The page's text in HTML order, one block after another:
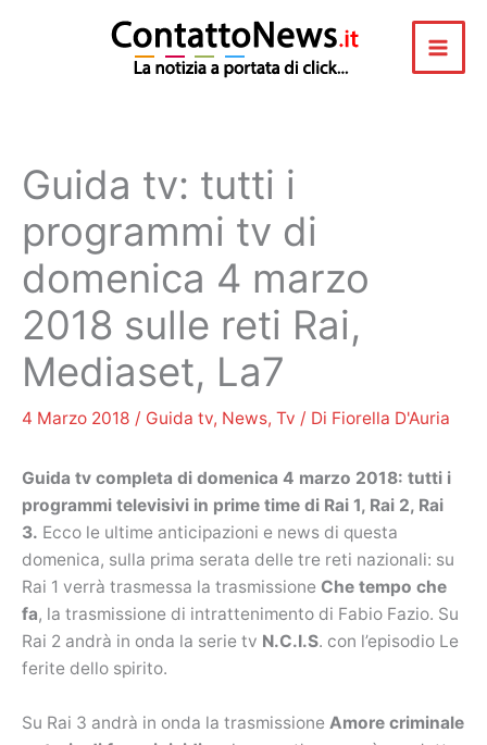
Guida tv: tutti i
programmi tv di
domenica 4 marzo
2018 sulle reti Rai,
Mediaset, La7
4 Marzo 2018 / Guida tv, News, Tv / Di Fiorella D'Auria
Guida tv completa di domenica 4 marzo 2018: tutti i
programmi televisivi in prime time di Rai 1, Rai 2, Rai
3. Ecco le ultime anticipazioni e news di questa
domenica, sulla prima serata delle tre reti nazionali: su
Rai 1 verrà trasmessa la trasmissione Che tempo che
fa, la trasmissione di intrattenimento di Fabio Fazio. Su
Rai 2 andrà in onda la serie tv N.C.I.S. con l’episodio Le
ferite dello spirito.
Su Rai 3 andrà in onda la trasmissione Amore criminale